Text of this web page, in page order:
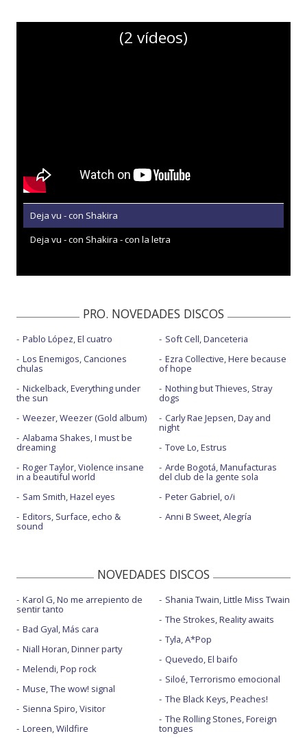
(2 vídeos)
Deja vu - con Shakira
Deja vu - con Shakira - con la letra
PRO. NOVEDADES DISCOS
Pablo López, El cuatro
Los Enemigos, Canciones
chulas
Nickelback, Everything under
the sun
Weezer, Weezer (Gold album)
Alabama Shakes, I must be
dreaming
Roger Taylor, Violence insane
in a beautiful world
Sam Smith, Hazel eyes
Editors, Surface, echo &
sound
Soft Cell, Danceteria
Ezra Collective, Here because
of hope
Nothing but Thieves, Stray
dogs
Carly Rae Jepsen, Day and
night
Tove Lo, Estrus
Arde Bogotá, Manufacturas
del club de la gente sola
Peter Gabriel, o/i
Anni B Sweet, Alegría
NOVEDADES DISCOS
Karol G, No me arrepiento de
sentir tanto
Bad Gyal, Más cara
Niall Horan, Dinner party
Melendi, Pop rock
Muse, The wow! signal
Sienna Spiro, Visitor
Loreen, Wildfire
Shania Twain, Little Miss Twain
The Strokes, Reality awaits
Tyla, A*Pop
Quevedo, El baifo
Siloé, Terrorismo emocional
The Black Keys, Peaches!
The Rolling Stones, Foreign
tongues